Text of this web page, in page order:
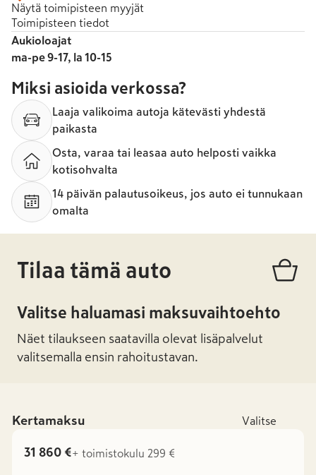
Näytä toimipisteen myyjät
Toimipisteen tiedot
Aukioloajat
ma-pe 9-17, la 10-15
Miksi asioida verkossa?
Laaja valikoima autoja kätevästi yhdestä
paikasta
Osta, varaa tai leasaa auto helposti vaikka
kotisohvalta
14 päivän palautusoikeus, jos auto ei tunnukaan
omalta
Tilaa tämä auto
Valitse haluamasi maksuvaihtoehto
Näet tilaukseen saatavilla olevat lisäpalvelut
valitsemalla ensin rahoitustavan.
Kertamaksu Valitse
31 860 €+ toimistokulu 299 €